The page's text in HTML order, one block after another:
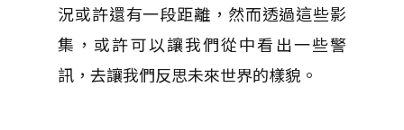
況或許還有一段距離，然而透過這些影
集，或許可以讓我們從中看出一些警
訊，去讓我們反思未來世界的樣貌。